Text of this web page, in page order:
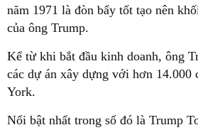
năm 1971 là đòn bẩy tốt tạo nên
của ông Trump.
Kể từ khi bắt đầu kinh doanh, ông
các dự án xây dựng với hơn 14.000
York.
Nổi bật nhất trong số đó là Trump